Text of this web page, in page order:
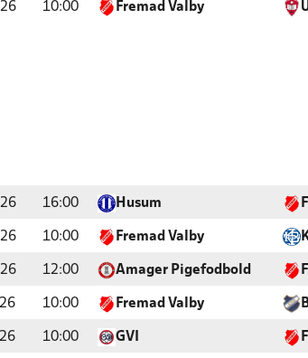
10:00 Fremad Valby
16:00 Husum
10:00 Fremad Valby
12:00 Amager Pigefodbold
10:00 Fremad Valby
10:00 GVI